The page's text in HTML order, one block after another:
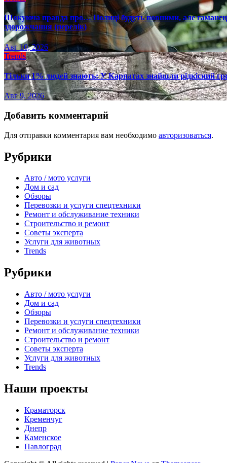
Шокуюча правда про… Полиці будуть повними, але
здорожчання (перелік)
Авг 10, 2026
Trends
Тільки 1% людей знають: У Карпатах знайшли рідкісний
Авг 9, 2026
Добавить комментарий
Для отправки комментария вам необходимо авторизоваться.
Рубрики
Авто / мото услуги
Дом и сад
Обзоры
Перевозки и услуги спецтехники
Ремонт и обслуживание техники
Строительство и ремонт
Советы эксперта
Услуги для животных
Trends
Рубрики
Авто / мото услуги
Дом и сад
Обзоры
Перевозки и услуги спецтехники
Ремонт и обслуживание техники
Строительство и ремонт
Советы эксперта
Услуги для животных
Trends
Наши проекты
Краматорск
Кременчуг
Днепр
Каменское
Павлоград